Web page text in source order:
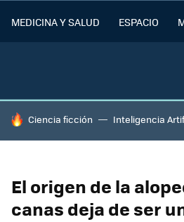
MEDICINA Y SALUD ESPACIO
HOY SE HABLA DE
Ciencia ficción Inteligencia
El origen de la
canas deja de ser